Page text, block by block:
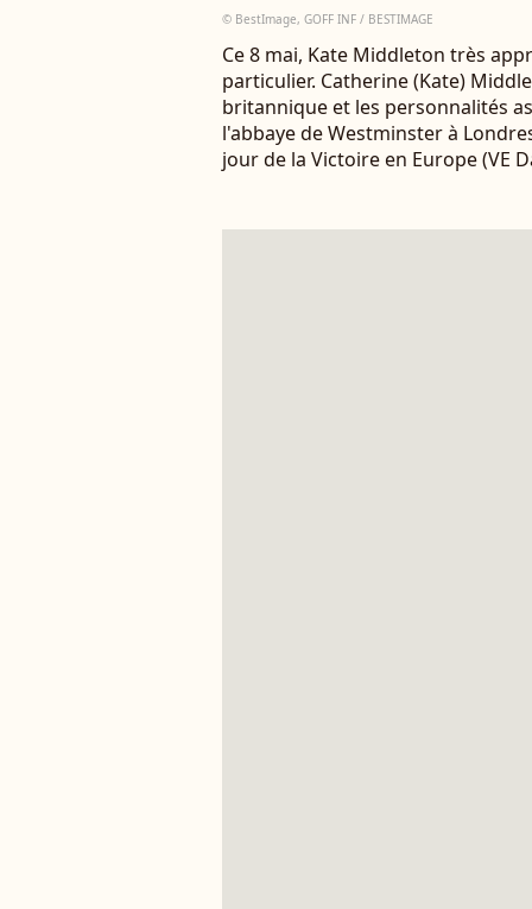
© BestImage, GOFF INF / BESTIMAGE
Ce 8 mai, Kate Middleton très
particulier. Catherine (Kate)
britannique et les personnalités
l'abbaye de Westminster à
jour de la Victoire en Europe (VE